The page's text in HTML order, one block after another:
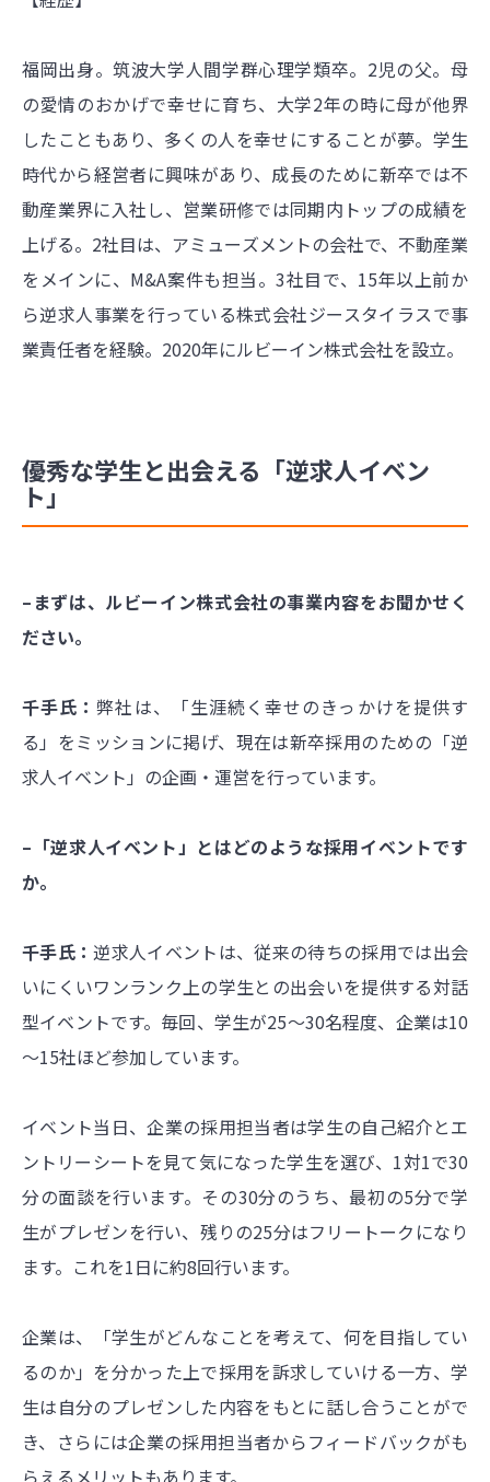
福岡出身。筑波大学人間学群心理学類卒。2児の父。母
の愛情のおかげで幸せに育ち、大学2年の時に母が他界
したこともあり、多くの人を幸せにすることが夢。学生
時代から経営者に興味があり、成長のために新卒では不
動産業界に入社し、営業研修では同期内トップの成績を
上げる。2社目は、アミューズメントの会社で、不動産業
をメインに、M&A案件も担当。3社目で、15年以上前か
ら逆求人事業を行っている株式会社ジースタイラスで事
業責任者を経験。2020年にルビーイン株式会社を設立。
優秀な学生と出会える「逆求人イベン
ト」
–まずは、ルビーイン株式会社の事業内容をお聞かせく
ださい。
千手氏：弊社は、「生涯続く幸せのきっかけを提供す
る」をミッションに掲げ、現在は新卒採用のための「逆
求人イベント」の企画・運営を行っています。
–「逆求人イベント」とはどのような採用イベントです
か。
千手氏：逆求人イベントは、従来の待ちの採用では出会
いにくいワンランク上の学生との出会いを提供する対話
型イベントです。毎回、学生が25～30名程度、企業は10
～15社ほど参加しています。
イベント当日、企業の採用担当者は学生の自己紹介とエ
ントリーシートを見て気になった学生を選び、1対1で30
分の面談を行います。その30分のうち、最初の5分で学
生がプレゼンを行い、残りの25分はフリートークになり
ます。これを1日に約8回行います。
企業は、「学生がどんなことを考えて、何を目指してい
るのか」を分かった上で採用を訴求していける一方、学
生は自分のプレゼンした内容をもとに話し合うことがで
き、さらには企業の採用担当者からフィードバックがも
らえるメリットもあります。